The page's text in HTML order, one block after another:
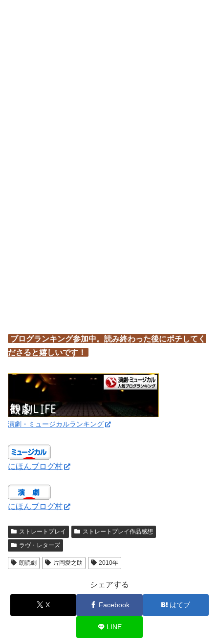
ブログランキング参加中。読み終わった後にポチしてく
ださると嬉しいです！
演劇・ミュージカルランキング
にほんブログ村
にほんブログ村
ストレートプレイ
ストレートプレイ作品感想
ラヴ・レターズ
朗読劇 片岡愛之助 2010年
シェアする
X Facebook はてブ
LINE